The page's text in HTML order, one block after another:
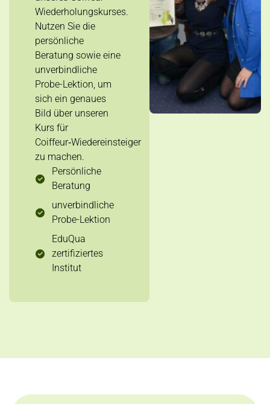
Wiederholungskurses.
Nutzen Sie die
persönliche
Beratung sowie eine
unverbindliche
Probe-Lektion, um
sich ein genaues
Bild über unseren
Kurs für
Coiffeur‑Wiedereinsteiger
zu machen.
Persönliche
Beratung
unverbindliche
Probe-Lektion
EduQua
zertifiziertes
Institut